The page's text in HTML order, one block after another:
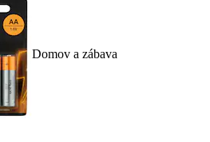
Domov a zábava